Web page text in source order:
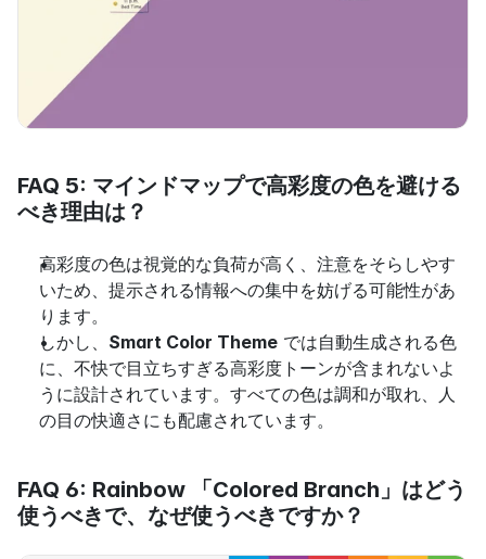
FAQ 5: マインドマップで高彩度の色を避ける
べき理由は？
高彩度の色は視覚的な負荷が高く、注意をそらしやす
いため、提示される情報への集中を妨げる可能性があ
ります。
しかし、 Smart Color Theme では自動生成される色
に、不快で目立ちすぎる高彩度トーンが含まれないよ
うに設計されています。すべての色は調和が取れ、人
の目の快適さにも配慮されています。
FAQ 6: Rainbow 「Colored Branch」はどう
使うべきで、なぜ使うべきですか？